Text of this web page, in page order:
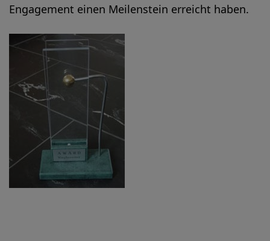
Engagement einen Meilenstein erreicht haben.